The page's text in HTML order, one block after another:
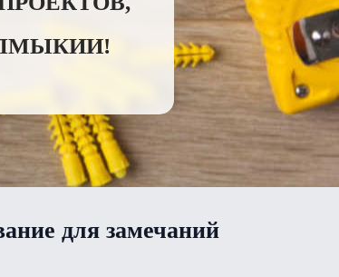
для замечаний